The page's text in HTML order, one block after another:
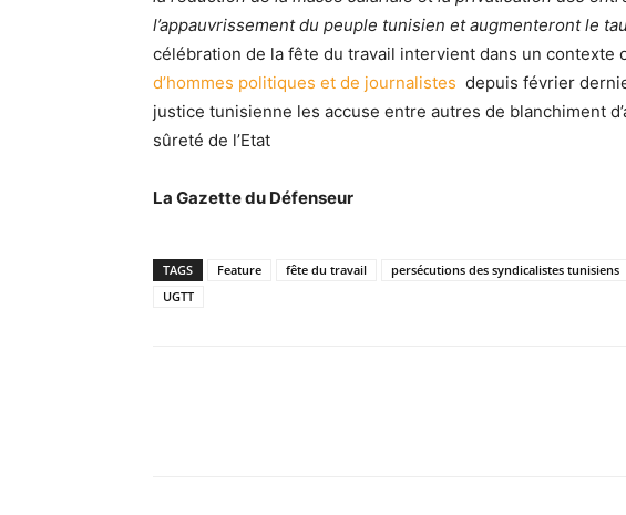
l’appauvrissement du peuple tunisien et augmenteront le
célébration de la fête du travail intervient dans un contexte
d’hommes politiques et de journalistes depuis février
justice tunisienne les accuse entre autres de blanchiment
sûreté de l’Etat
La Gazette du Défenseur
TAGS Feature fête du travail persécutions des syndicalistes tunisiens
UGTT